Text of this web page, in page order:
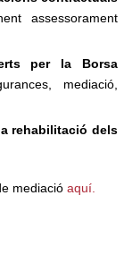
assessorament
per la Borsa
mediació,
rehabilitació dels
mediació aquí.